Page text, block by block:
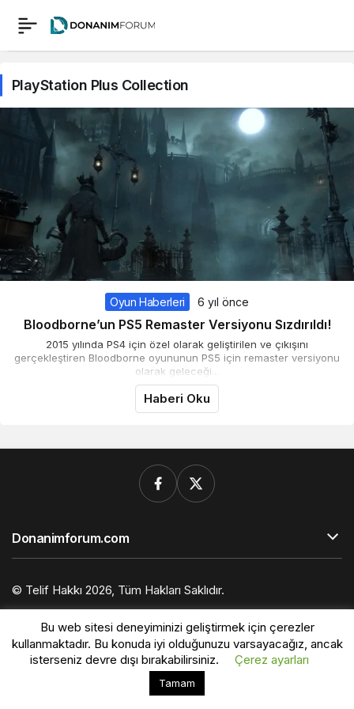
PlayStation Plus Collection
Oyun Haberleri 6 yıl önce
Bloodborne’un PS5 Remaster Versiyonu Sızdırıldı!
2015 yılında PS4 için özel olarak geliştirilen ve çıkışını
gerçekleştiren Bloodborne oyununun PS5 için remaster versiyonu
olarak geleceği...
Haberi Oku
Bu web sitesinde en iyi deneyimi yaşamanızı sağlamak
için çerezler kullanılmaktadır.
Donanimforum.com
© Telif Hakkı 2026, Tüm Hakları Saklıdır.
Bu web sitesi deneyiminizi geliştirmek için çerezler
kullanmaktadır. Bu konuda iyi olduğunuzu varsayacağız, ancak
isterseniz devre dışı bırakabilirsiniz.
Çerez ayarları
Tamam